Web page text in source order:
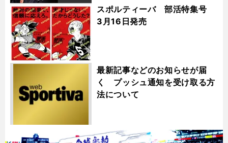
スポルティーバ 部活特集号
3月16日発売
最新記事などのお知らせが届
く プッシュ通知を受け取る方
法について